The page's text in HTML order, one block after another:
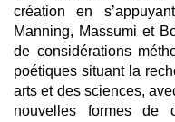
création en
Manning, Massumi et
de considérations
poétiques situant la
arts et des sciences,
nouvelles formes de